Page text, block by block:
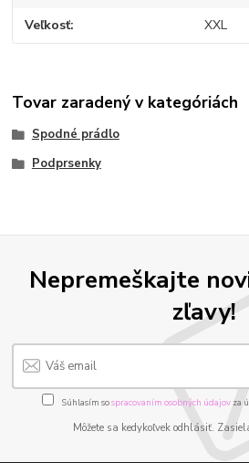
Veľkosť XXL
Tovar zaradený v kategóriách
Spodné prádlo
Podprsenky
Nepremeškajte
zľavy!
Súhlasím sospracovaním osobných údajov za
Môžete sa kedykoľvek odhlásiť.